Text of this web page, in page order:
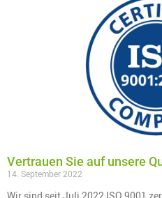
Vertrauen Sie auf unsere
14. September 2022
Wir sind seit Juli 2022 ISO 9001